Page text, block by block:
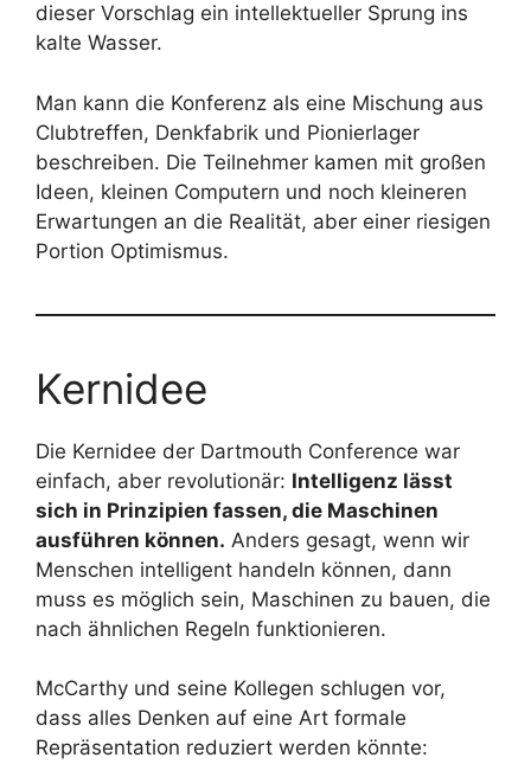
dieser Vorschlag ein intellektueller Sprung ins
kalte Wasser.
Man kann die Konferenz als eine Mischung aus
Clubtreffen, Denkfabrik und Pionierlager
beschreiben. Die Teilnehmer kamen mit großen
Ideen, kleinen Computern und noch kleineren
Erwartungen an die Realität, aber einer riesigen
Portion Optimismus.
Kernidee
Die Kernidee der Dartmouth Conference war
einfach, aber revolutionär: Intelligenz lässt
sich in Prinzipien fassen, die Maschinen
ausführen können. Anders gesagt, wenn wir
Menschen intelligent handeln können, dann
muss es möglich sein, Maschinen zu bauen, die
nach ähnlichen Regeln funktionieren.
McCarthy und seine Kollegen schlugen vor,
dass alles Denken auf eine Art formale
Repräsentation reduziert werden könnte: